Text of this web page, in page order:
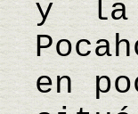
y la
en